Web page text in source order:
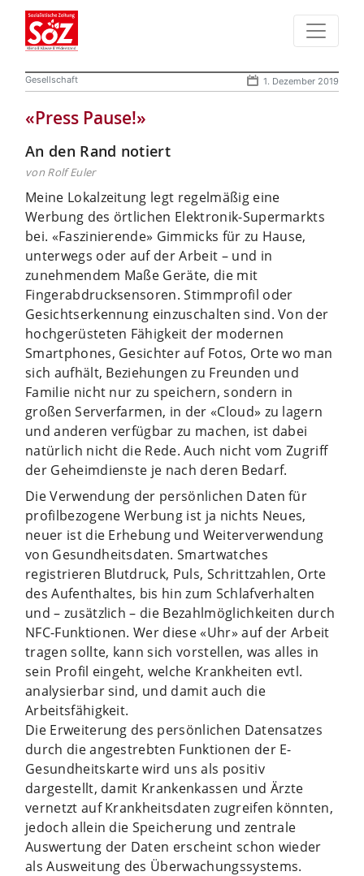
Gesellschaft 1. Dezember 2019
«Press Pause!»
An den Rand notiert
von Rolf Euler
Meine Lokalzeitung legt regelmäßig eine
Werbung des örtlichen Elektronik-Supermarkts
bei. «Faszinierende» Gimmicks für zu Hause,
unterwegs oder auf der Arbeit – und in
zunehmendem Maße Geräte, die mit
Fingerabdrucksensoren. Stimmprofil oder
Gesichtserkennung einzuschalten sind. Von der
hochgerüsteten Fähigkeit der modernen
Smartphones, Gesichter auf Fotos, Orte wo man
sich aufhält, Beziehungen zu Freunden und
Familie nicht nur zu speichern, sondern in
großen Serverfarmen, in der «Cloud» zu lagern
und anderen verfügbar zu machen, ist dabei
natürlich nicht die Rede. Auch nicht vom Zugriff
der Geheimdienste je nach deren Bedarf.
Die Verwendung der persönlichen Daten für
profilbezogene Werbung ist ja nichts Neues,
neuer ist die Erhebung und Weiterverwendung
von Gesundheitsdaten. Smartwatches
registrieren Blutdruck, Puls, Schrittzahlen, Orte
des Aufenthaltes, bis hin zum Schlafverhalten
und – zusätzlich – die Bezahlmöglichkeiten durch
NFC-Funktionen. Wer diese «Uhr» auf der Arbeit
tragen sollte, kann sich vorstellen, was alles in
sein Profil eingeht, welche Krankheiten evtl.
analysierbar sind, und damit auch die
Arbeitsfähigkeit.
Die Erweiterung des persönlichen Datensatzes
durch die angestrebten Funktionen der E-
Gesundheitskarte wird uns als positiv
dargestellt, damit Krankenkassen und Ärzte
vernetzt auf Krankheitsdaten zugreifen könnten,
jedoch allein die Speicherung und zentrale
Auswertung der Daten erscheint schon wieder
als Ausweitung des Überwachungssystems.